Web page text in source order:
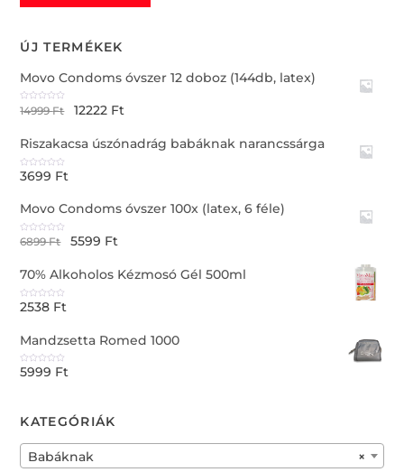
ÚJ TERMÉKEK
Movo Condoms óvszer 12 doboz (144db, latex)
R
a
d
0
o
u
t
o
14999Ft 12222 Ft
Riszakacsa úszónadrág babáknak narancssárga
R
a
d
0
o
u
t
o
3699 Ft
Movo Condoms óvszer 100x (latex, 6 féle)
R
a
d
0
o
u
t
o
6899Ft 5599 Ft
70% Alkoholos Kézmosó Gél 500ml
R
a
d
0
o
u
t
o
2538 Ft
Mandzsetta Romed 1000
R
a
o
u
o
5999 Ft
KATEGÓRIÁK
×
Babáknak